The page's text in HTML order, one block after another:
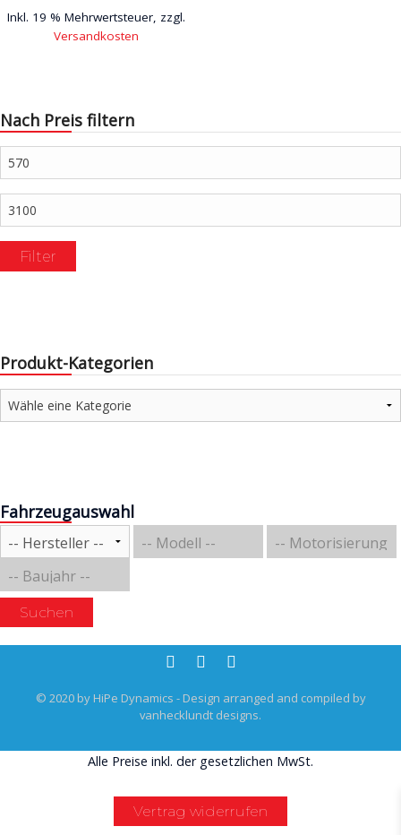
Inkl. 19 % Mehrwertsteuer, zzgl.
Versandkosten
Nach Preis filtern
Min.
Preis
Max.
Preis
Filter
Produkt-Kategorien
Fahrzeugauswahl
Suchen
© 2020 by HiPe Dynamics - Design arranged and compiled by
vanhecklundt designs.
Alle Preise inkl. der gesetzlichen MwSt.
Vertrag widerrufen